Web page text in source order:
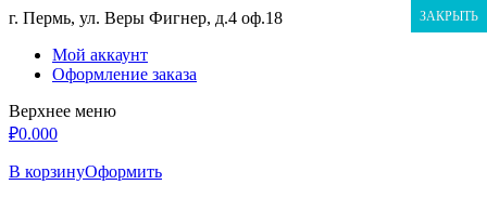
Перейти
содержанию
г. Пермь, ул. Веры Фигнер, д.4 оф.18
Мой аккаунт
Оформление заказа
Верхнее меню
₽0.000
В корзинуОформить
ЗАКРЫТЬ